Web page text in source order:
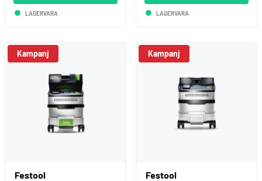
LAGERVARA LAGERVARA
Kampanj
Festool
Kampanj
Festool